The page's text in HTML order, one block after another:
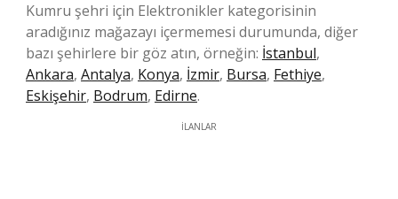
Kumru şehri için Elektronikler kategorisinin
aradığınız mağazayı içermemesi durumunda, diğer
bazı şehirlere bir göz atın, örneğin: İstanbul,
Ankara, Antalya, Konya, İzmir, Bursa, Fethiye,
Eskişehir, Bodrum, Edirne.
İLANLAR